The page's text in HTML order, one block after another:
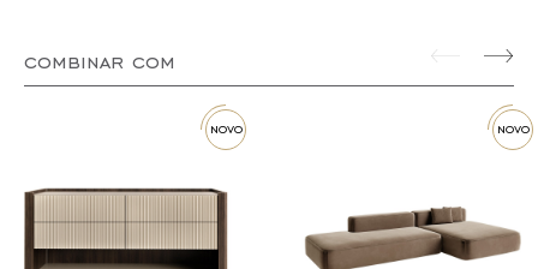
combinar com